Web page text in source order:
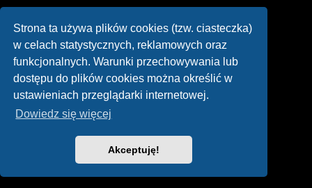
Strona ta używa plików cookies (tzw. ciasteczka)
w celach statystycznych, reklamowych oraz
funkcjonalnych. Warunki przechowywania lub
dostępu do plików cookies można określić w
ustawieniach przeglądarki internetowej.
Dowiedz się więcej
Akceptuję!